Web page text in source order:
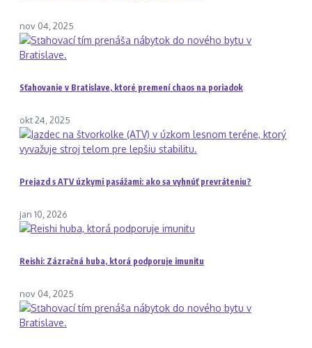
nov 04, 2025
Sťahovanie v Bratislave, ktoré premení chaos na poriadok
okt 24, 2025
Prejazd s ATV úzkymi pasážami: ako sa vyhnúť prevráteniu?
jan 10, 2026
Reishi: Zázračná huba, ktorá podporuje imunitu
nov 04, 2025